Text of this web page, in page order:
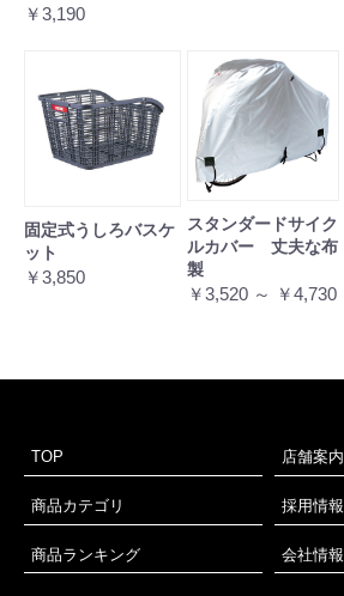
￥3,190
固定式うしろバスケ
ット
￥3,850
スタンダードサイク
ルカバー 丈夫な布
製
￥3,520 ～ ￥4,730
TOP 店舗案内
商品カテゴリ 採用情報
商品ランキング 会社情報